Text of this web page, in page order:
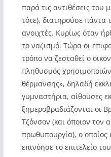
παρά τις αντιθέσεις του
τότε), διατηρούσε πάντα
ανοιχτές. Κυρίως όταν
το ναζισμό. Τώρα οι
τρόπο να ζεσταθεί ο
πληθυσμός
θέρμανσης», δηλαδή
γυμναστήρια, αίθουσες
ξημεροβραδιάζονται οι
Τζόνσον (και όποιον τον
πρωθυπουργία), ο οποίος
επινόησε το επιτελείο